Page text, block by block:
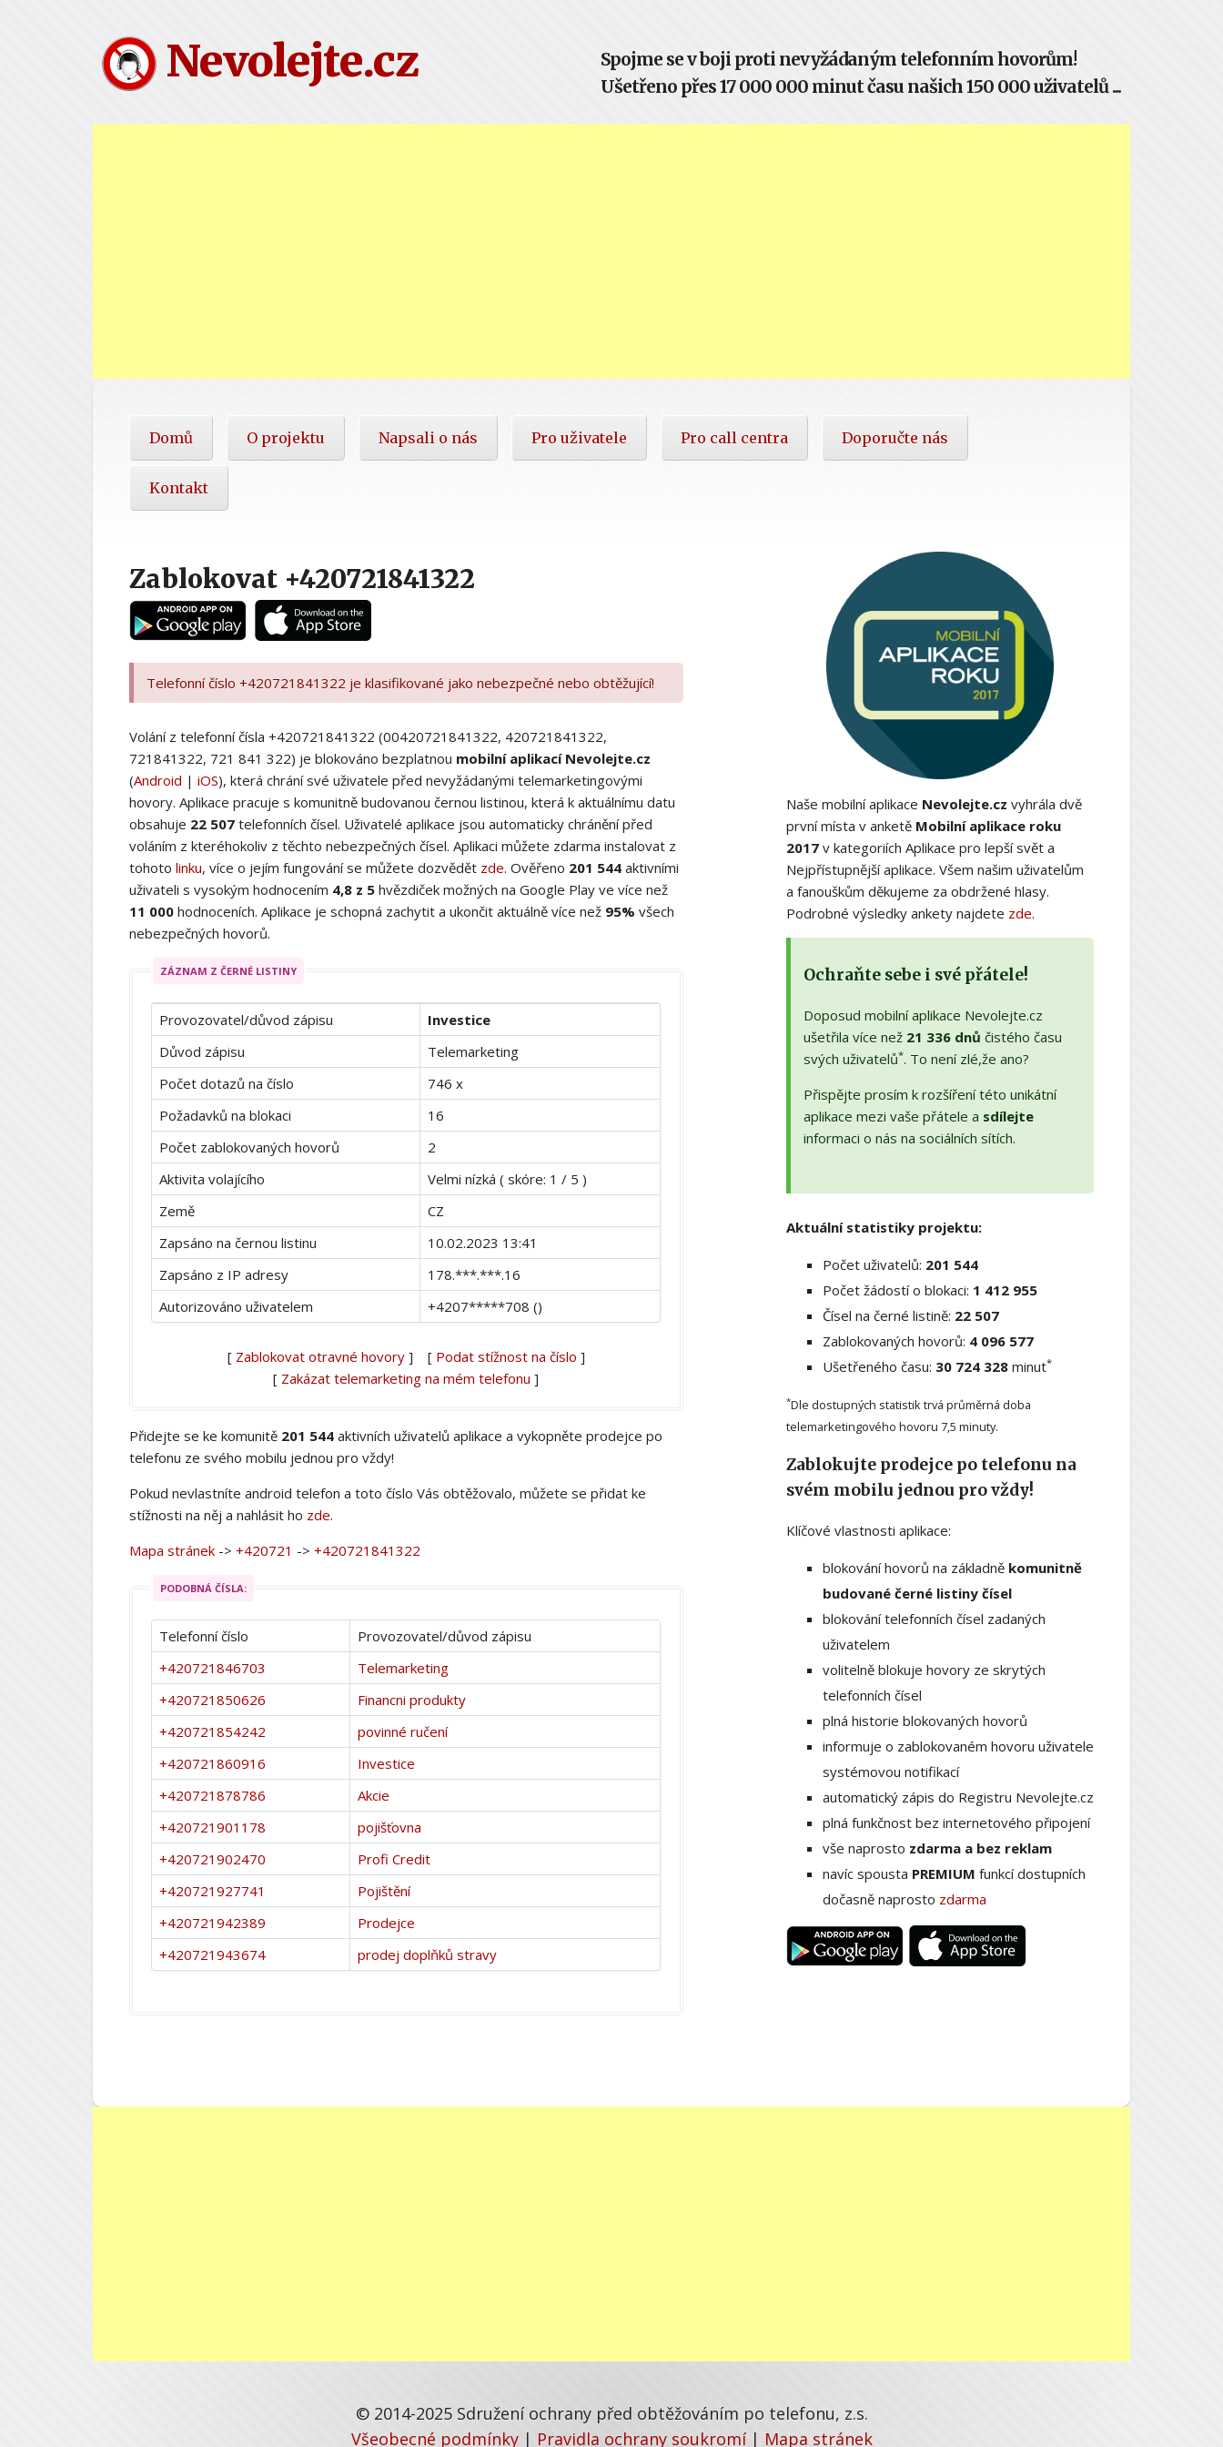
Nevolejte.cz
Spojme se v boji proti nevyžádaným telefonním hovorům!
Ušetřeno přes 17 000 000 minut času našich 150 000 uživatelů ...
Domů O projektu Napsali o nás Pro uživatele Pro call centra Doporučte nás
Kontakt
Zablokovat +420721841322
Telefonní číslo +420721841322 je klasifikované jako nebezpečné nebo obtěžující!
Volání z telefonní čísla +420721841322 (00420721841322, 420721841322,
721841322, 721 841 322) je blokováno bezplatnou mobilní aplikací Nevolejte.cz
(Android | iOS), která chrání své uživatele před nevyžádanými telemarketingovými
hovory. Aplikace pracuje s komunitně budovanou černou listinou, která k aktuálnímu datu
obsahuje 22 507 telefonních čísel. Uživatelé aplikace jsou automaticky chránění před
voláním z kteréhokoliv z těchto nebezpečných čísel. Aplikaci můžete zdarma instalovat z
tohoto linku, více o jejím fungování se můžete dozvědět zde. Ověřeno 201 544 aktivními
uživateli s vysokým hodnocením 4,8 z 5 hvězdiček možných na Google Play ve více než
11 000 hodnoceních. Aplikace je schopná zachytit a ukončit aktuálně více než 95% všech
nebezpečných hovorů.
ZÁZNAM Z ČERNÉ LISTINY
Provozovatel/důvod zápisu
Investice
Důvod zápisu
Telemarketing
Počet dotazů na číslo
746 x
Požadavků na blokaci
16
Počet zablokovaných hovorů
2
Aktivita volajícího
Velmi nízká ( skóre: 1 / 5 )
Země
CZ
Zapsáno na černou listinu
10.02.2023 13:41
Zapsáno z IP adresy
178.***.***.16
Autorizováno uživatelem
+4207*****708 ()
[ Zablokovat otravné hovory] [ Podat stížnost na číslo ]
[ Zakázat telemarketing na mém telefonu ]
Přidejte se ke komunitě 201 544 aktivních uživatelů aplikace a vykopněte prodejce po
telefonu ze svého mobilu jednou pro vždy!
Pokud nevlastníte android telefon a toto číslo Vás obtěžovalo, můžete se přidat ke
stížnosti na něj a nahlásit ho zde.
Mapa stránek -> +420721 -> +420721841322
PODOBNÁ ČÍSLA:
Telefonní číslo
Provozovatel/důvod zápisu
+420721846703
Telemarketing
+420721850626
Financni produkty
+420721854242
povinné ručení
+420721860916
Investice
+420721878786
Akcie
+420721901178
pojišťovna
+420721902470
Profi Credit
+420721927741
Pojištění
+420721942389
Prodejce
+420721943674
prodej doplňků stravy
Naše mobilní aplikace Nevolejte.cz vyhrála dvě
první místa v anketě Mobilní aplikace roku
2017v kategoriích Aplikace pro lepší svět a
Nejpřístupnější aplikace. Všem našim uživatelům
a fanouškům děkujeme za obdržené hlasy.
Podrobné výsledky ankety najdete zde.
Ochraňte sebe i své přátele!
Doposud mobilní aplikace Nevolejte.cz
ušetřila více než 21 336 dnů čistého času
svých uživatelů*. To není zlé,že ano?
Přispějte prosím k rozšíření této unikátní
aplikace mezi vaše přátele a sdílejte
informaci o nás na sociálních sítích.
Aktuální statistiky projektu:
Počet uživatelů: 201 544
Počet žádostí o blokaci: 1 412 955
Čísel na černé listině: 22 507
Zablokovaných hovorů: 4 096 577
Ušetřeného času: 30 724 328minut*
*Dle dostupných statistik trvá průměrná doba
telemarketingového hovoru 7,5 minuty.
Zablokujte prodejce po telefonu na
svém mobilu jednou pro vždy!
Klíčové vlastnosti aplikace:
blokování hovorů na základně komunitně
budované černé listiny čísel
blokování telefonních čísel zadaných
uživatelem
volitelně blokuje hovory ze skrytých
telefonních čísel
plná historie blokovaných hovorů
informuje o zablokovaném hovoru uživatele
systémovou notifikací
automatický zápis do Registru Nevolejte.cz
plná funkčnost bez internetového připojení
vše naprosto zdarma a bez reklam
navíc spousta PREMIUM funkcí dostupních
dočasně naprosto zdarma
© 2014-2025 Sdružení ochrany před obtěžováním po telefonu, z.s.
Všeobecné podmínky | Pravidla ochrany soukromí | Mapa stránek